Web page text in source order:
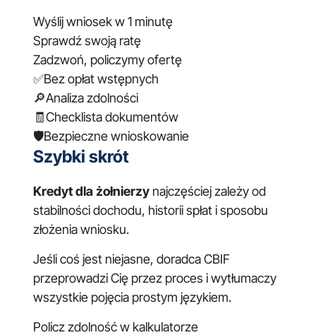
Wyślij wniosek w 1 minutę
Sprawdź swoją ratę
Zadzwoń, policzymy ofertę
✅Bez opłat wstępnych
🔎Analiza zdolności
🧾Checklista dokumentów
🛡️Bezpieczne wnioskowanie
Szybki skrót
Kredyt dla żołnierzy najczęściej zależy od
stabilności dochodu, historii spłat i sposobu
złożenia wniosku.
Jeśli coś jest niejasne, doradca CBIF
przeprowadzi Cię przez proces i wytłumaczy
wszystkie pojęcia prostym językiem.
Policz zdolność w kalkulatorze